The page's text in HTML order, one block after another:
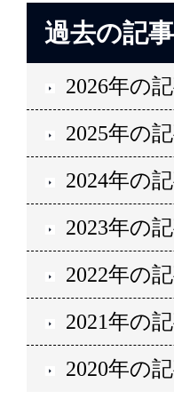
過去の記事
2026年の
2025年の
2024年の
2023年の
2022年の
2021年の
2020年の